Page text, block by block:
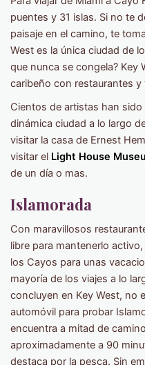
puentes y 31 islas. Si no te
paisaje en el camino, te
West es la única ciudad de
que nunca se congela? Key
caribeño con restaurantes y
Cientos de artistas han
dinámica ciudad a lo largo
visitar la casa de Ernest
visitar el Light House
de un día o mas.
Islamorada
Con maravillosos
libre para mantenerlo
los Cayos para unas
mayoría de los viajes a lo
concluyen en Key West, no
automóvil para probar
encuentra a mitad de
aproximadamente a 90
destaca por la pesca. Sin